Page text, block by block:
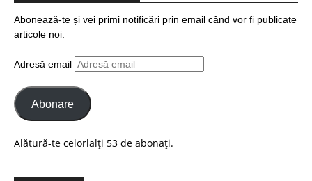
Abonează-te și vei primi notificări prin email când vor fi publicate
articole noi.
Adresă email
Abonare
Alătură-te celorlalți 53 de abonați.